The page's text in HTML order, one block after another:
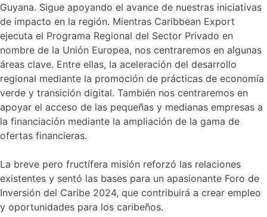
Guyana. Sigue apoyando el avance de nuestras iniciativas
de impacto en la región. Mientras Caribbean Export
ejecuta el Programa Regional del Sector Privado en
nombre de la Unión Europea, nos centraremos en algunas
áreas clave. Entre ellas, la aceleración del desarrollo
regional mediante la promoción de prácticas de economía
verde y transición digital. También nos centraremos en
apoyar el acceso de las pequeñas y medianas empresas a
la financiación mediante la ampliación de la gama de
ofertas financieras.
La breve pero fructífera misión reforzó las relaciones
existentes y sentó las bases para un apasionante Foro de
Inversión del Caribe 2024, que contribuirá a crear empleo
y oportunidades para los caribeños.